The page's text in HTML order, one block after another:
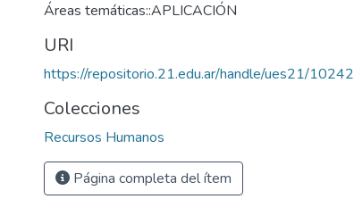
Áreas temáticas::APLICACIÓN
URI
https://repositorio.21.edu.ar/handle/ues21/10242
Colecciones
Recursos Humanos
Página completa del ítem